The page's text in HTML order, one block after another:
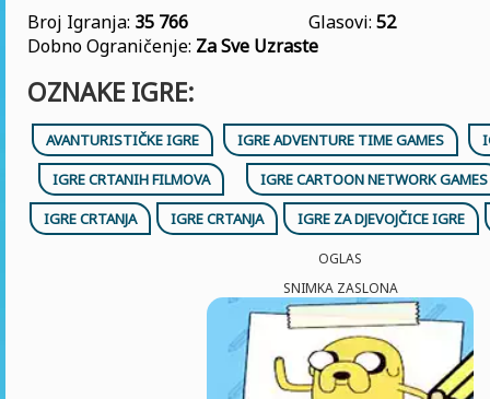
Broj Igranja: 35 766 Glasovi: 52
Dobno Ograničenje: Za Sve Uzraste
OZNAKE IGRE:
AVANTURISTIČKE IGRE IGRE ADVENTURE TIME GAMES
IGRE CRTANIH FILMOVA
IGRE CARTOON NETWORK GAMES
IGRE CRTANJA
IGRE CRTANJA IGRE ZA DJEVOJČICE IGRE
OGLAS
SNIMKA ZASLONA